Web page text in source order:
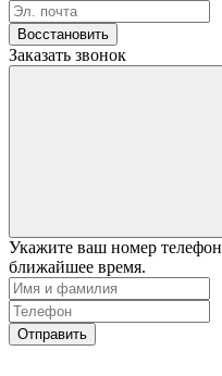
Восстановить
Заказать звонок
Укажите ваш номер
ближайшее время.
Отправить